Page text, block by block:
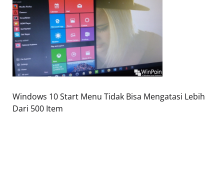
Windows 10 Start Menu Tidak Bisa Mengatasi Lebih
Dari 500 Item